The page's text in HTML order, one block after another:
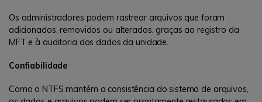
Os administradores podem rastrear arquivos que foram
adicionados, removidos ou alterados, graças ao registro da
MFT e à auditoria dos dados da unidade.
Confiabilidade
Como o NTFS mantém a consistência do sistema de arquivos,